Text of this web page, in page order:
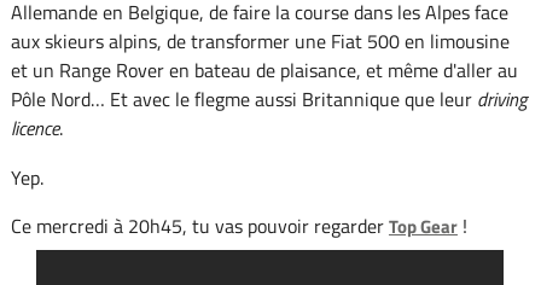
Allemande en Belgique, de faire la course dans les Alpes face
aux skieurs alpins, de transformer une Fiat 500 en limousine
et un Range Rover en bateau de plaisance, et même d'aller au
Pôle Nord… Et avec le flegme aussi Britannique que leur driving
licence.
Yep.
Ce mercredi à 20h45, tu vas pouvoir regarderTop Gear!